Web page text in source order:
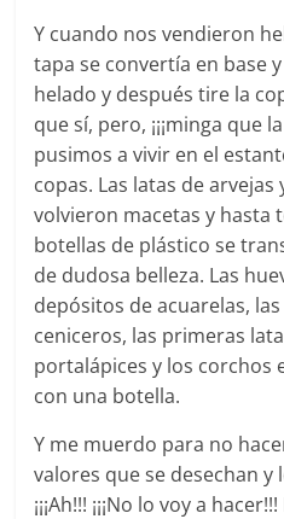
Y cuando nos vendieron
tapa se convertía en base
helado y después tire la
que sí, pero, ¡¡¡minga que
pusimos a vivir en el
copas. Las latas de
volvieron macetas y hasta
botellas de plástico se
de dudosa belleza. Las
depósitos de acuarelas,
ceniceros, las primeras
portalápices y los corchos
con una botella.
Y me muerdo para no
valores que se desechan
¡¡¡Ah!!! ¡¡¡No lo voy a